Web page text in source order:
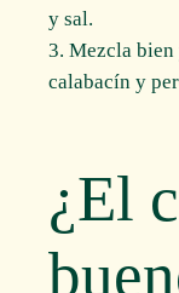
y sal.
3. Mezcla
calabacín y
¿El